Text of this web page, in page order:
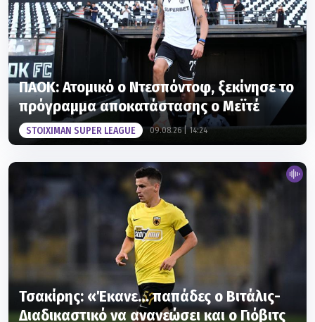
ΠΑΟΚ: Ατομικό ο Ντεσπόντοφ, ξεκίνησε το
πρόγραμμα αποκατάστασης ο Μεϊτέ
STOIXIMAN SUPER LEAGUE 09.08.26 | 14:24
Τσακίρης: «Έκανε… παπάδες ο Βιτάλις-
Διαδικαστικό να ανανεώσει και ο Γιόβιτς